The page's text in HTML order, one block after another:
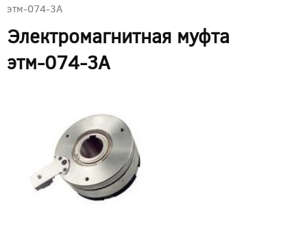
этм-074-3А
Электромагнитная муфта
этм-074-3А